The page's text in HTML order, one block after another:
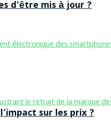
d’être mis à jour ?
sur les prix ?